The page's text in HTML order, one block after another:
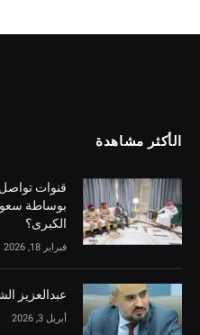
الأكثر مشاهدة
قنوات تواصل
بوساطة
الكبرى؟
فبراير 18, 2026
‏عبدالعزيز
أبريل 3, 2026